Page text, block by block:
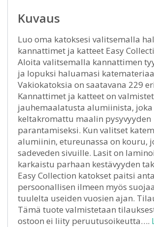
Kuvaus
Luo oma katoksesi valitsemalla
kannattimet ja katteet Easy
Aloita valitsemalla kannattimen
ja lopuksi haluamasi
Vakiokatoksia on saatavana 229
Kannattimet ja katteet on
jauhemaalatusta alumiinista, joka
keltakromattu maalin pysyvyyden
parantamiseksi. Kun valitset
alumiinin, etureunassa on kouru,
sadeveden sivuille. Lasit on
karkaistu parhaan kestävyyden
Easy Collection katokset paitsi
persoonallisen ilmeen myös
tuulelta useiden vuosien ajan.
Tämä tuote valmistetaan
ostoon ei liity peruutusoikeutta….